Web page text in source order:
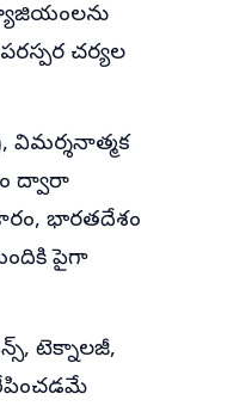
చర్యల
విమర్శనాత్మక
ద్వారా
భారతదేశం
పైగా
టెక్నాలజీ,